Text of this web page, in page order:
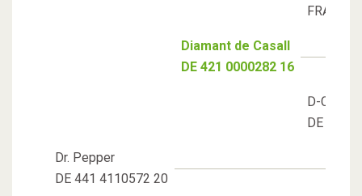
Dr. Pepper
DE 441 4110572 20
Diamant de Casall
DE 421 0000282 16
D-
DE 421